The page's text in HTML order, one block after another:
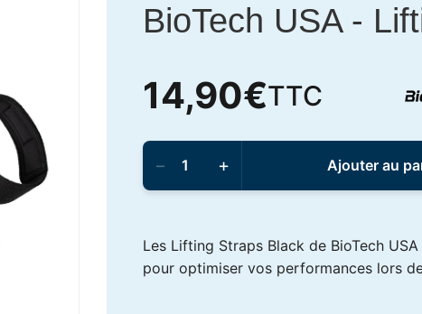
BioTech USA-
14,90€TTC
quantité
de
BioTech
USA
Black
− + Ajouter au
Les Lifting Straps Black de BioTech
pour optimiser vos performances lors